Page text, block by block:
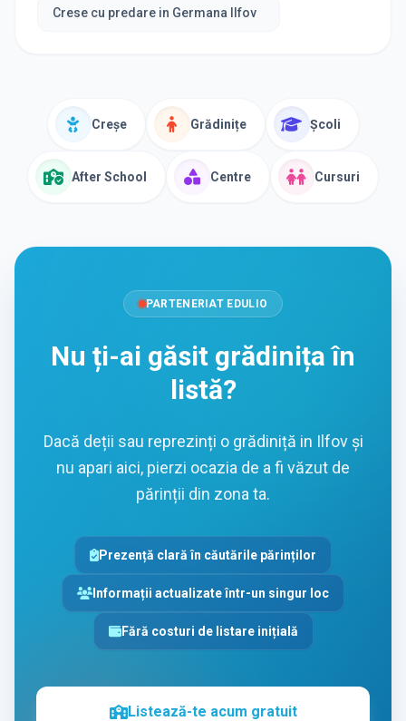
Crese cu predare in Germana Ilfov
Creșe Grădinițe Școli
After School Centre Cursuri
PARTENERIAT EDULIO
Nu ți-ai găsit grădinița în
listă?
Dacă deții sau reprezinți o grădiniță in Ilfov și
nu apari aici, pierzi ocazia de a fi văzut de
părinții din zona ta.
Prezență clară în căutările părinților
Informații actualizate într-un singur loc
Fără costuri de listare inițială
Listează-te acum gratuit